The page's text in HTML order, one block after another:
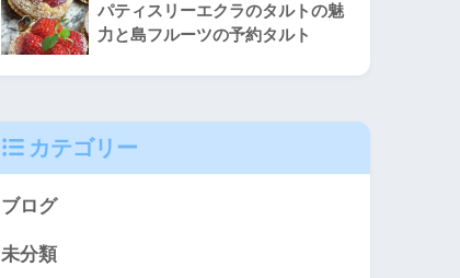
パティスリーエクラのタルトの魅
力と島フルーツの予約タルト
カテゴリー
ブログ
未分類